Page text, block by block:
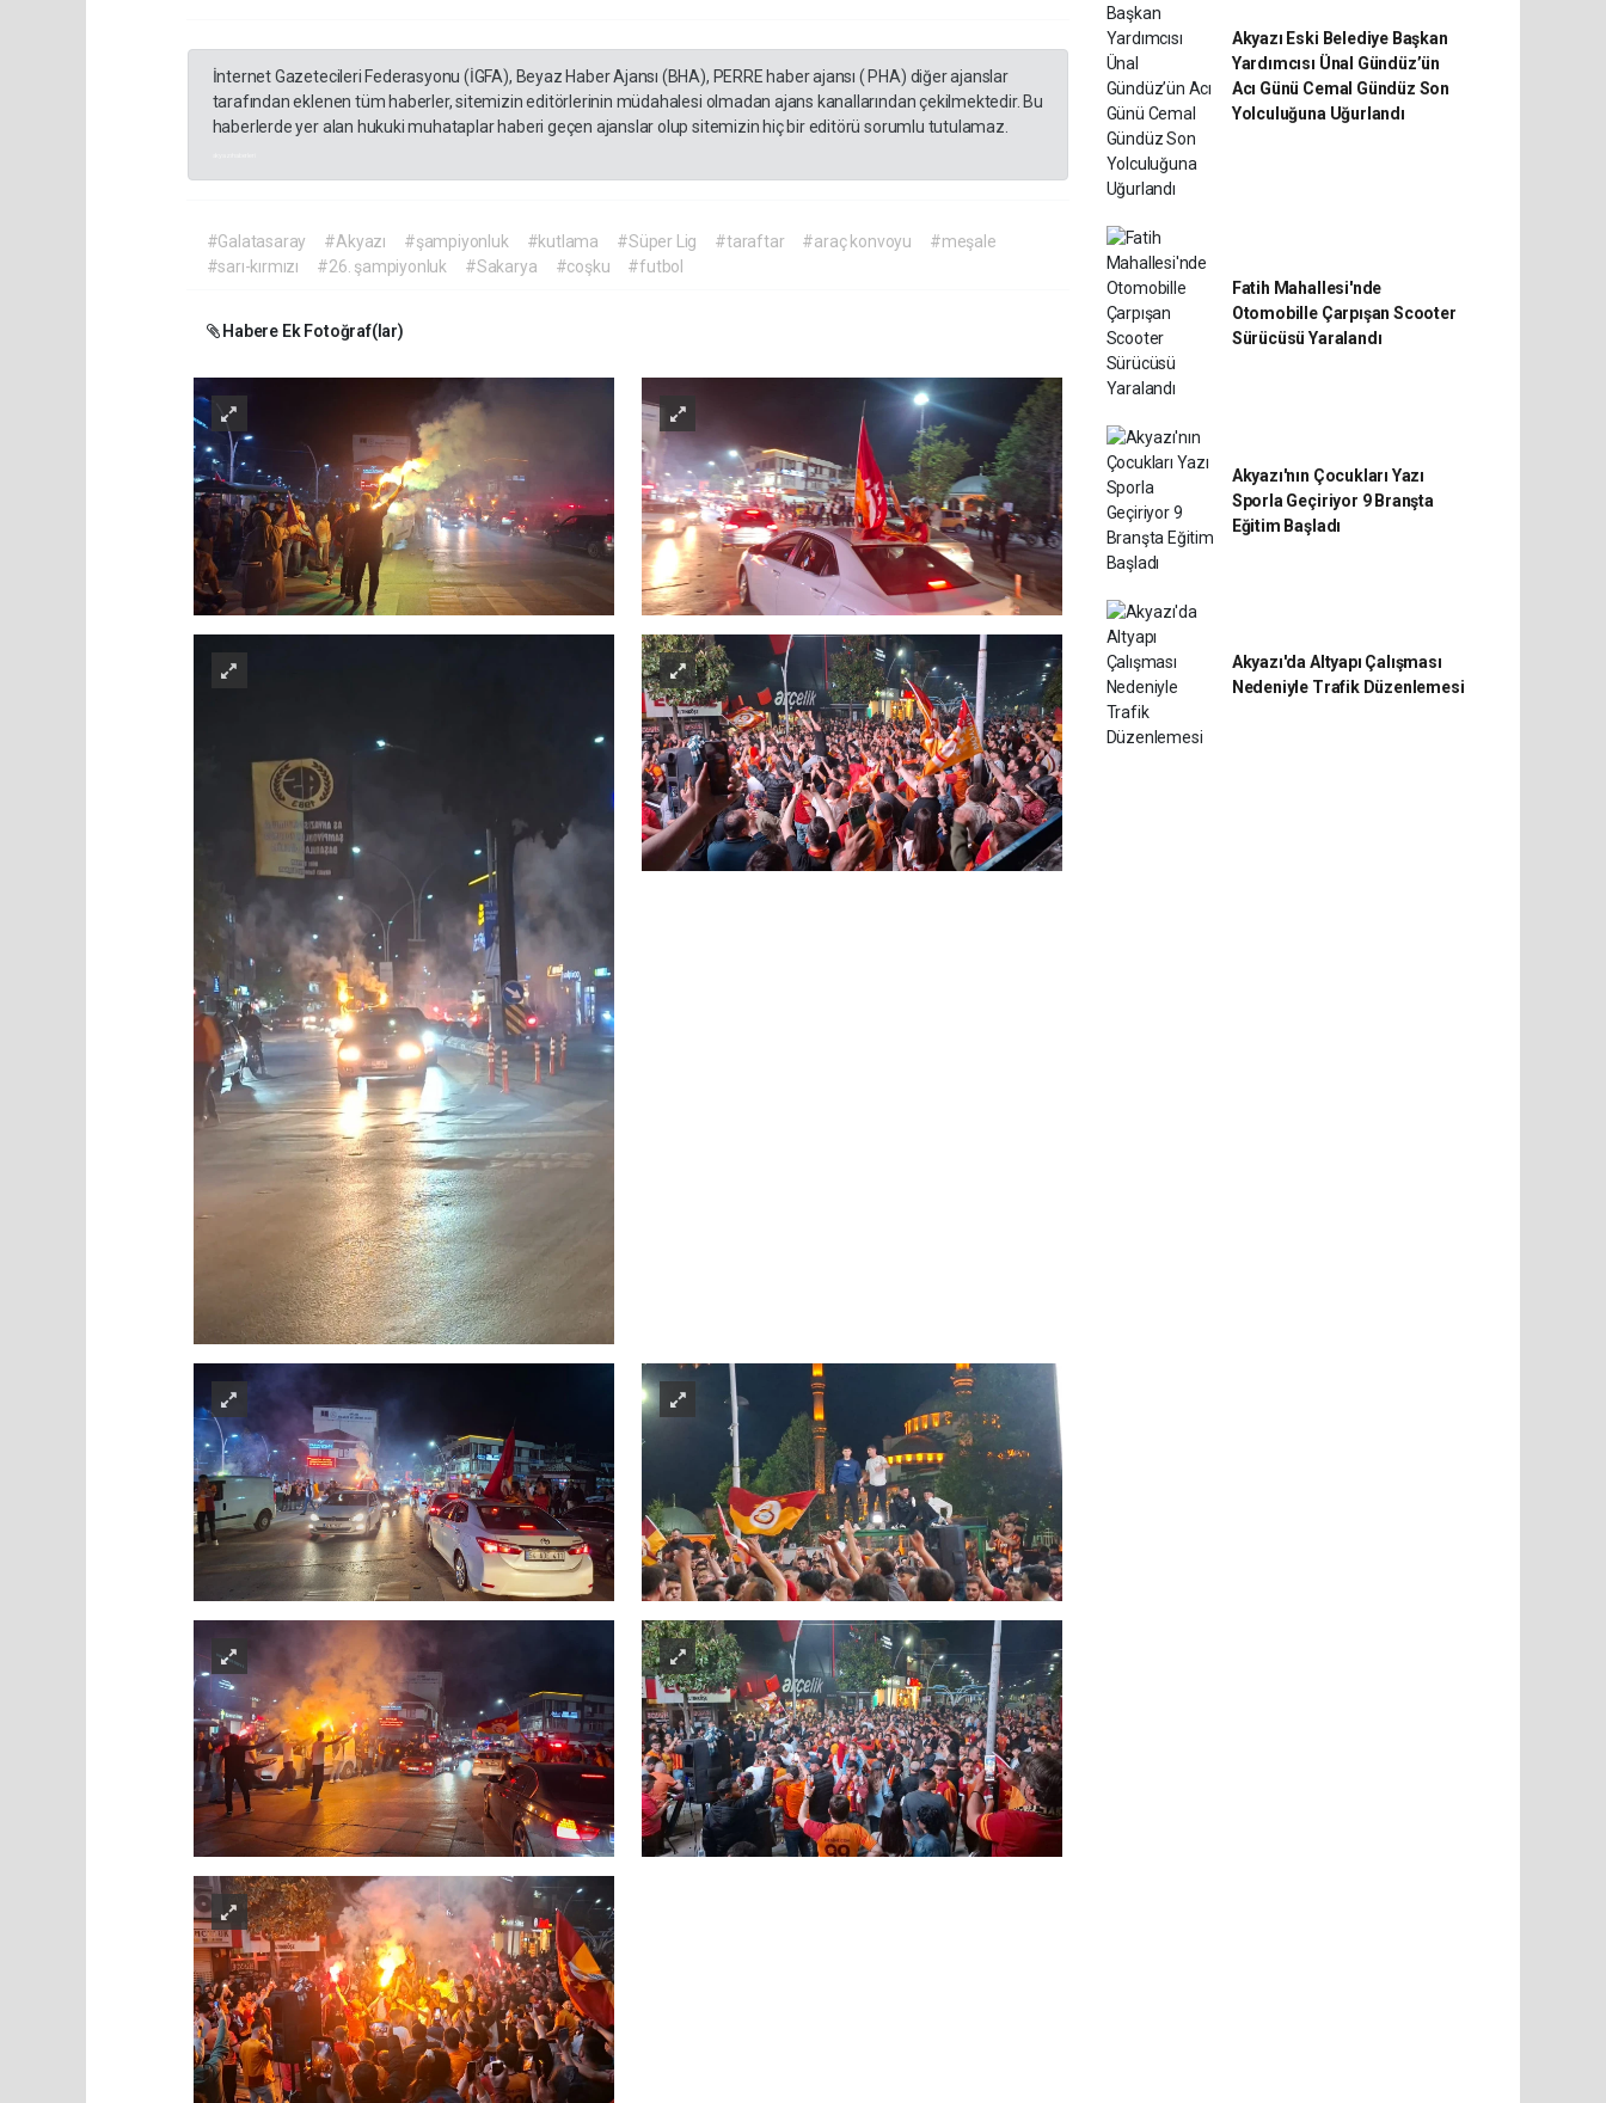
İnternet Gazetecileri Federasyonu (İGFA), Beyaz Haber Ajansı (BHA), PERRE haber ajansı ( PHA) diğer ajanslar
tarafından eklenen tüm haberler, sitemizin editörlerinin müdahalesi olmadan ajans kanallarından çekilmektedir. Bu
haberlerde yer alan hukuki muhataplar haberi geçen ajanslar olup sitemizin hiç bir editörü sorumlu tutulamaz.
#Galatasaray #Akyazı #şampiyonluk #kutlama #Süper Lig #taraftar #araç konvoyu
#meşale
#sarı-kırmızı
#26. şampiyonluk #Sakarya #coşku #futbol
Habere Ek Fotoğraf(lar)
Akyazı Eski Belediye Başkan
Yardımcısı Ünal Gündüz’ün
Acı Günü Cemal Gündüz Son
Yolculuğuna Uğurlandı
Fatih Mahallesi'nde
Otomobille Çarpışan Scooter
Sürücüsü Yaralandı
Akyazı'nın Çocukları Yazı
Sporla Geçiriyor 9 Branşta
Eğitim Başladı
Akyazı'da Altyapı Çalışması
Nedeniyle Trafik Düzenlemesi